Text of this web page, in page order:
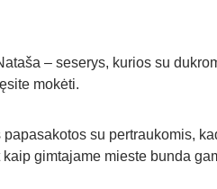
– seserys, kurios su
mokėti.
su pertraukomis,
gimtajame mieste bunda